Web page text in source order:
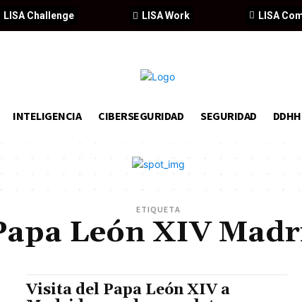
LISA
LISA Work
LISA Challenge
INTELIGENCIA CIBERSEGURIDAD SEGURIDAD DDHH
ETIQUETA
León XIV
Visita del Papa León XIV a